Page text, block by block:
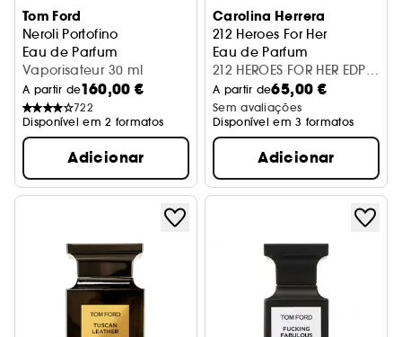
Tom Ford
Neroli Portofino
Eau de Parfum
Vaporisateur 30 ml
A partir de160,00 €
722
Disponível em 2 formatos
Adicionar
Carolina Herrera
212 Heroes For Her
Eau de Parfum
212 HEROES FOR HER EDP
30ML
A partir de65,00 €
Sem avaliações
Disponível em 3 formatos
Adicionar